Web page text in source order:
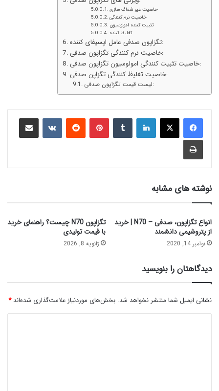
خاصیت غیر شفاف سازی
خاصیت نرم کنندگی
تثبیت کننده امولوسیون
تغلیظ کننده
تگزاپون صدفی عامل اپسیفای کننده:
خاصیت نرم کنندگی تگزاپون صدفی:
خاصیت تثبیت کنندگی امولوسیون تگزاپون صدفی:
خاصیت تغلیظ کنندگی تگزاپن صدفی:
لیست قیمت تگزاپون صدفی:
نوشته های مشابه
انواع تگزاپون، صدفی – N70 | خرید
از پتروشیمی دانشمند
نوامبر 14, 2020
تگزاپون N70 چیست؟ راهنمای خرید
با قیمت تولیدی
ژانویه 8, 2026
دیدگاهتان را بنویسید
نشانی ایمیل شما منتشر نخواهد شد. بخش‌های موردنیاز علامت‌گذاری شده‌اند*